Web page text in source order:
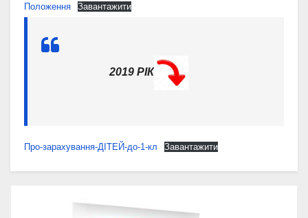
Положення Завантажити
2019 РІК
Про-зарахування-ДІТЕЙ-до-1-кл Завантажити